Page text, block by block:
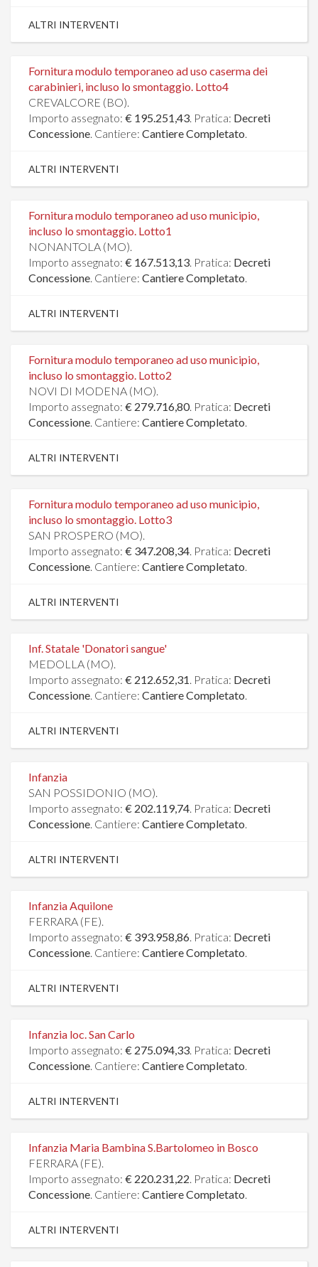
ALTRI INTERVENTI
Fornitura modulo temporaneo ad uso caserma dei
carabinieri, incluso lo smontaggio. Lotto4
CREVALCORE (BO).
Importo assegnato: € 195.251,43. Pratica: Decreti
Concessione. Cantiere: Cantiere Completato.
ALTRI INTERVENTI
Fornitura modulo temporaneo ad uso municipio,
incluso lo smontaggio. Lotto1
NONANTOLA (MO).
Importo assegnato: € 167.513,13. Pratica: Decreti
Concessione. Cantiere: Cantiere Completato.
ALTRI INTERVENTI
Fornitura modulo temporaneo ad uso municipio,
incluso lo smontaggio. Lotto2
NOVI DI MODENA (MO).
Importo assegnato: € 279.716,80. Pratica: Decreti
Concessione. Cantiere: Cantiere Completato.
ALTRI INTERVENTI
Fornitura modulo temporaneo ad uso municipio,
incluso lo smontaggio. Lotto3
SAN PROSPERO (MO).
Importo assegnato: € 347.208,34. Pratica: Decreti
Concessione. Cantiere: Cantiere Completato.
ALTRI INTERVENTI
Inf. Statale 'Donatori sangue'
MEDOLLA (MO).
Importo assegnato: € 212.652,31. Pratica: Decreti
Concessione. Cantiere: Cantiere Completato.
ALTRI INTERVENTI
Infanzia
SAN POSSIDONIO (MO).
Importo assegnato: € 202.119,74. Pratica: Decreti
Concessione. Cantiere: Cantiere Completato.
ALTRI INTERVENTI
Infanzia Aquilone
FERRARA (FE).
Importo assegnato: € 393.958,86. Pratica: Decreti
Concessione. Cantiere: Cantiere Completato.
ALTRI INTERVENTI
Infanzia loc. San Carlo
Importo assegnato: € 275.094,33. Pratica: Decreti
Concessione. Cantiere: Cantiere Completato.
ALTRI INTERVENTI
Infanzia Maria Bambina S.Bartolomeo in Bosco
FERRARA (FE).
Importo assegnato: € 220.231,22. Pratica: Decreti
Concessione. Cantiere: Cantiere Completato.
ALTRI INTERVENTI